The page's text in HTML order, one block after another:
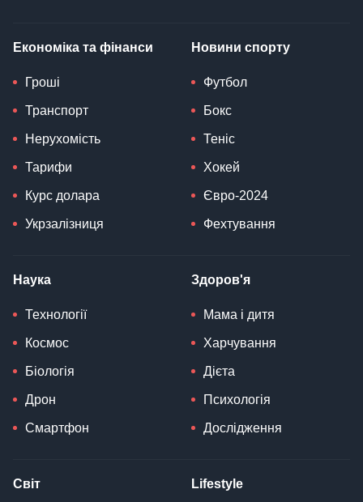
Економіка та фінанси
Гроші
Транспорт
Нерухомість
Тарифи
Курс долара
Укрзалізниця
Новини спорту
Футбол
Бокс
Теніс
Хокей
Євро-2024
Фехтування
Наука
Технології
Космос
Біологія
Дрон
Смартфон
Здоров'я
Мама і дитя
Харчування
Дієта
Психологія
Дослідження
Світ Lifestyle